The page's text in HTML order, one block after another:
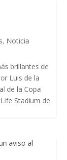
, Noticia
brillantes de
Luis de la
de la Copa
Stadium de